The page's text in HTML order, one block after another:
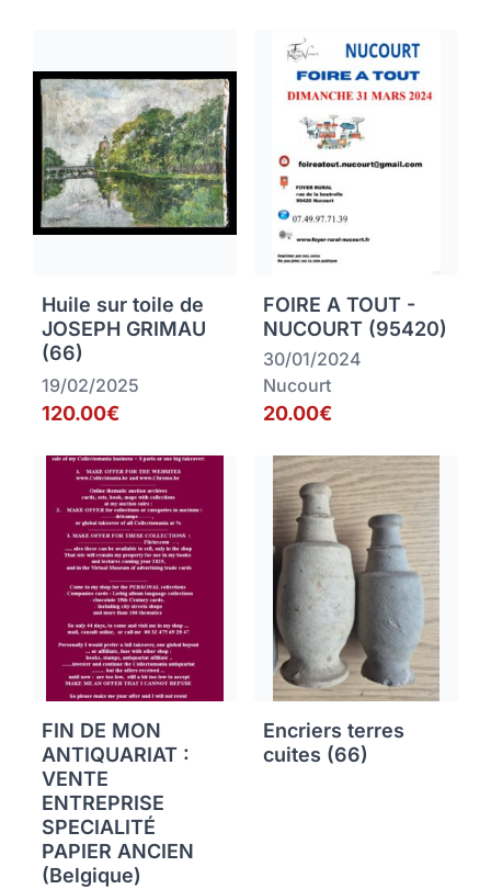
Huile sur toile de
JOSEPH GRIMAU
(66)
19/02/2025
120.00€
FOIRE A TOUT -
NUCOURT (95420)
30/01/2024
Nucourt
20.00€
FIN DE MON
ANTIQUARIAT :
VENTE
ENTREPRISE
SPECIALITÉ
PAPIER ANCIEN
(Belgique)
Encriers terres
cuites (66)